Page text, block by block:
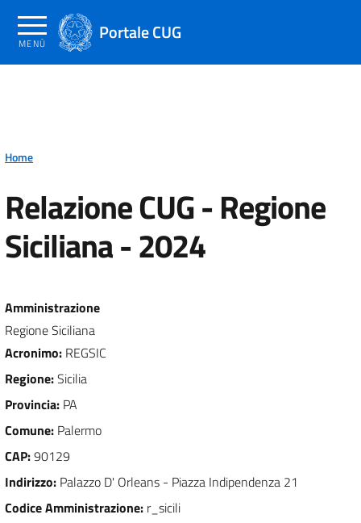
contenuto
principale
Portale CUG
MENÙ
Home
Relazione CUG - Regione
Siciliana - 2024
Amministrazione
Regione Siciliana
Acronimo: REGSIC
Regione:Sicilia
Provincia: PA
Comune: Palermo
CAP:90129
Indirizzo: Palazzo D' Orleans - Piazza Indipendenza 21
Codice Amministrazione: r_sicili